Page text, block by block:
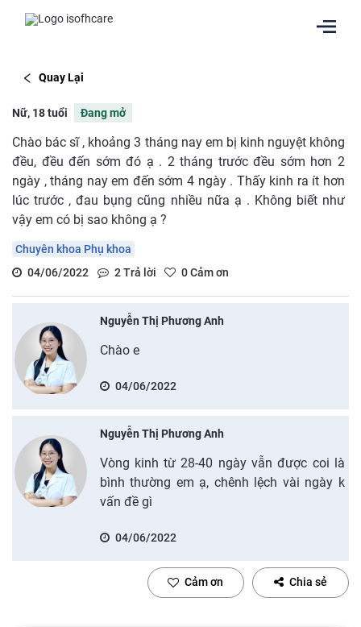
Quay Lại
Nữ, 18 tuổi Đang mở
Chào bác sĩ , khoảng 3 tháng nay em bị kinh nguyệt không
đều, đều đến sớm đó ạ . 2 tháng trước đều sớm hơn 2
ngày , tháng nay em đến sớm 4 ngày . Thấy kinh ra ít hơn
lúc trước , đau bụng cũng nhiều nữa ạ . Không biết như
vậy em có bị sao không ạ ?
Chuyên khoa Phụ khoa
04/06/2022
2Trả lời 0Cảm ơn
Nguyễn Thị Phương Anh
Chào e
04/06/2022
Nguyễn Thị Phương Anh
Vòng kinh từ 28-40 ngày vẫn được coi là
bình thường em ạ, chênh lệch vài ngày k
vấn đề gì
04/06/2022
Cảm ơn Chia sẻ